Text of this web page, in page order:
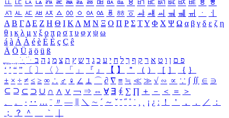
ㅥ ㅦ ㅧ ㅨ ㅩ ㅪ ㅫ ㅬ ㅭ ㅮ ㅯ ㅰ ㅱ ㅲ ㅳ ㅴ ㅵ ㅶ ㅷ ㅸ
ㅹ
ㅺ ㅻ ㅼ ㅽ ㅾ ㅿ ㆀ ㆁ ㆂ ㆃ ㆄ ㆅ ㆆ ㆇ ㆈ ㆉ ㆊ ㆋ ㆌ ㆍ
ㆎ
Α Β ΓΔ Ε Ζ Η Θ Ι ΚΛ Μ Ν Ξ Ο Π Ρ Σ ΤΥ Φ Χ Ψ Ω α β γ δ ε ζ η
θ ι κ λ μ ν ξ ο π ρ σ τ υ φ χ ψ ω
á à Á À é è É È ç Ç ê
Ä Ö Ü ä ö ü ß
ִֶֹ ֻּ ׁׂ פ ם ן ו ט א ר ק ף ך ל ח י ע כ ג ד ש ץ ת צ מ נ ה ב
‘ ’ “ ” 〔 〕 〈 〉 「 」 『 』 【 】 ＂ （ ） ［ ］ ｛ ｝
± × ÷ ≠ ≤ ≥ ∞ ∴ ♂ ♀ ∠ ⊥ ⌒ ∂ ∇ ≡ ≒ ≪ ≫ √ ∽ ∝ ∵ ∫ ∬ ∈ ∋
⊆ ⊇ ⊂ ⊃ ∪ ∩ ∧ ∨ ￢ ⇒ ⇔ ∀ ∃ ∮ ∑ ∏ ＋ － ＜ ＝
＞
、
。 · ‥ … ¨ 〃 ― ＼ ∼ ´ ～ ˇ ˘ ˝ ˚ ˙ ¸ ¡ ¿ ː ！ ＇ ， ． ／
：
；
？ ＾ ｀